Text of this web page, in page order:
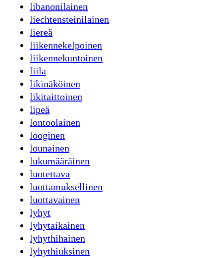
libanonilainen
liechtensteinilainen
liereä
liikennekelpoinen
liikennekuntoinen
liila
likinäköinen
likitaittoinen
lipeä
lontoolainen
looginen
lounainen
lukumääräinen
luotettava
luottamuksellinen
luottavainen
lyhyt
lyhytaikainen
lyhythihainen
lyhythiuksinen